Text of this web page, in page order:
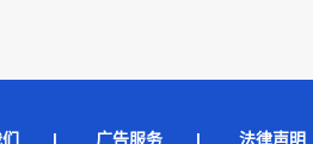
| 广告服务| 法律声明